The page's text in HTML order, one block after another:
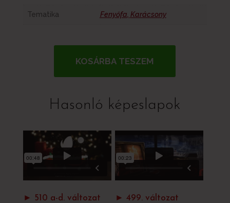
Tematika Fenyőfa Karácsony
KOSÁRBA TESZEM
Hasonló képeslapok
► 510 a-d. változat ► 499. változat